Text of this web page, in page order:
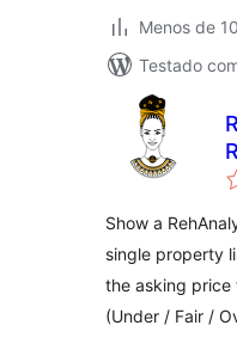
Menos de
Testado
Show a
single property
the asking price
(Under / Fair /